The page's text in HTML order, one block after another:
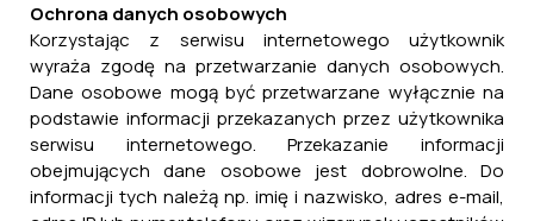
Ochrona danych osobowych
Korzystając z serwisu internetowego użytkownik
wyraża zgodę na przetwarzanie danych osobowych.
Dane osobowe mogą być przetwarzane wyłącznie na
podstawie informacji przekazanych przez użytkownika
serwisu internetowego. Przekazanie informacji
obejmujących dane osobowe jest dobrowolne. Do
informacji tych należą np. imię i nazwisko, adres e-mail,